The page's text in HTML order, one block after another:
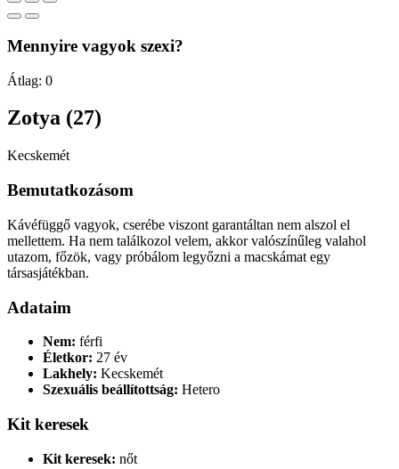
Mennyire vagyok szexi?
Átlag: 0
Zotya (27)
Kecskemét
Bemutatkozásom
Kávéfüggő vagyok, cserébe viszont garantáltan nem alszol el
mellettem. Ha nem találkozol velem, akkor valószínűleg valahol
utazom, főzök, vagy próbálom legyőzni a macskámat egy
társasjátékban.
Adataim
Nem: férfi
Életkor: 27 év
Lakhely: Kecskemét
Szexuális beállítottság: Hetero
Kit keresek
Kit keresek: nőt